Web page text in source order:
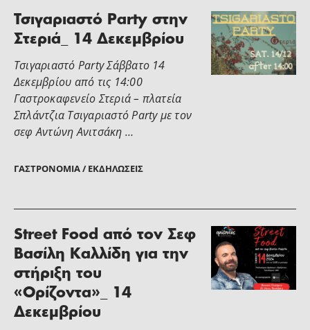
ΓΑΣΤΡΟΝΟΜΊΑ / ΕΚΔΗΛΏΣΕΙΣ
Τσιγαριαστό Party στην
Στεριά_ 14 Δεκεμβρίου
Τσιγαριαστό Party Σάββατο 14
Δεκεμβρίου από τις 14:00
Γαστροκαφενείο Στεριά – πλατεία
Σπλάντζια Τσιγαριαστό Party με τον
σεφ Αντώνη Ανιτσάκη …
Street Food από τον Σεφ
Βασίλη Καλλίδη για την
στήριξη του
«Ορίζοντα»_ 14
Δεκεμβρίου